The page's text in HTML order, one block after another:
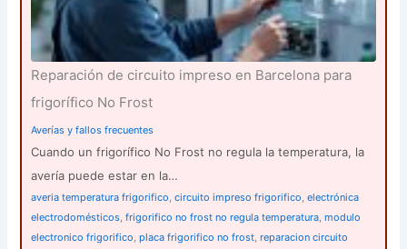
Reparación de circuito impreso en Barcelona para
frigorífico No Frost
Averías y fallos frecuentes
Cuando un frigorífico No Frost no regula la temperatura, la
avería puede estar en la…
averia temperatura frigorifico ,circuito impreso frigorifico ,electrónica
electrodomésticos ,frigorifico no frost no regula temperatura ,modulo
electronico frigorifico ,placa frigorifico no frost ,reparacion circuito